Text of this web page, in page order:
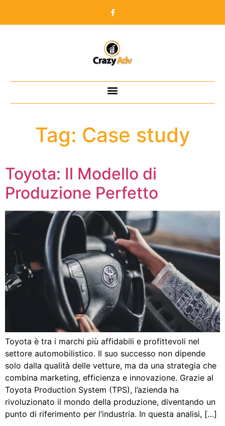
Tag: Case study
Toyota: Il Modello di
Produzione Perfetto
Toyota è tra i marchi più affidabili e profittevoli nel
settore automobilistico. Il suo successo non dipende
solo dalla qualità delle vetture, ma da una strategia che
combina marketing, efficienza e innovazione. Grazie al
Toyota Production System (TPS), l’azienda ha
rivoluzionato il mondo della produzione, diventando un
punto di riferimento per l’industria. In questa analisi, […]